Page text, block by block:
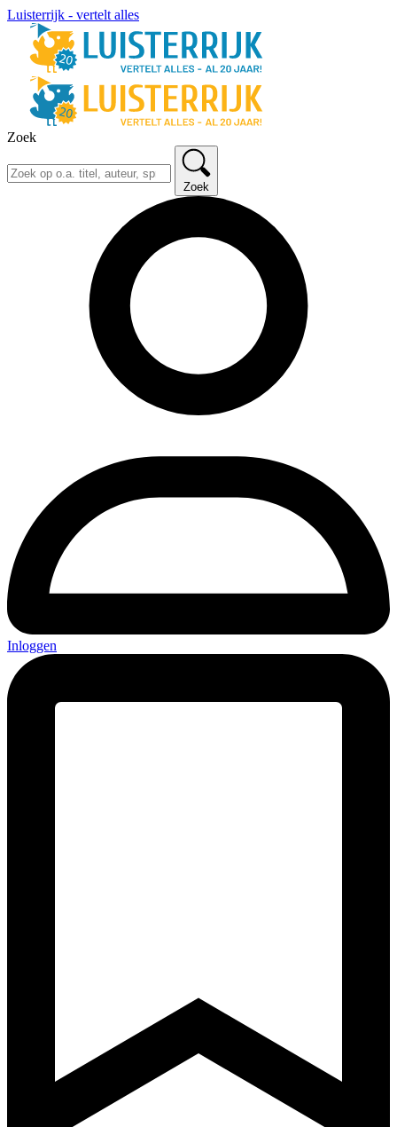
Luisterrijk - vertelt alles
Zoek
Zoek
Inloggen